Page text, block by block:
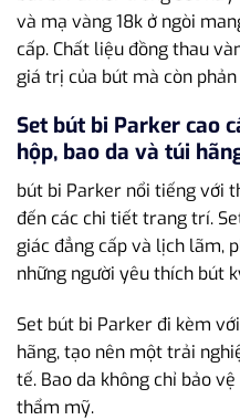
và mạ vàng 18k ở ngòi
cấp. Chất liệu đồng thau
giá trị của bút mà còn
Set bút bi Parker cao
hộp, bao da và túi
bút bi Parker nổi tiếng với
đến các chi tiết trang trí.
giác đẳng cấp và lịch lãm,
những người yêu thích bút
Set bút bi Parker đi kèm
hãng, tạo nên một trải
tế. Bao da không chỉ bảo
thẩm mỹ.